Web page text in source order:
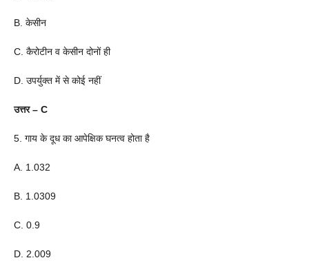
B. केसीन
C. कैरोटीन व केसीन दोनों ही
D. उपर्युक्त में से कोई नहीं
उत्तर – C
5. गाय के दूध का आपेक्षिक घनत्व होता है
A. 1.032
B. 1.0309
C. 0.9
D. 2.009